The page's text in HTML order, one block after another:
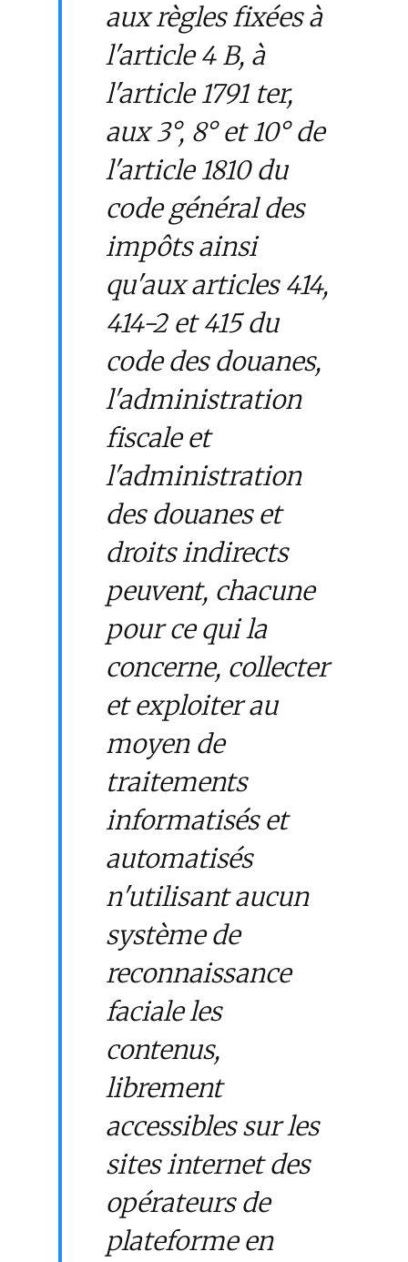
aux règles fixées à
l'article 4 B, à
l'article 1791 ter,
aux 3°, 8° et 10° de
l'article 1810 du
code général des
impôts ainsi
qu'aux articles 414,
414-2 et 415 du
code des douanes,
l'administration
fiscale et
l'administration
des douanes et
droits indirects
peuvent, chacune
pour ce qui la
concerne, collecter
et exploiter au
moyen de
traitements
informatisés et
automatisés
n'utilisant aucun
système de
reconnaissance
faciale les
contenus,
librement
accessibles sur les
sites internet des
opérateurs de
plateforme en